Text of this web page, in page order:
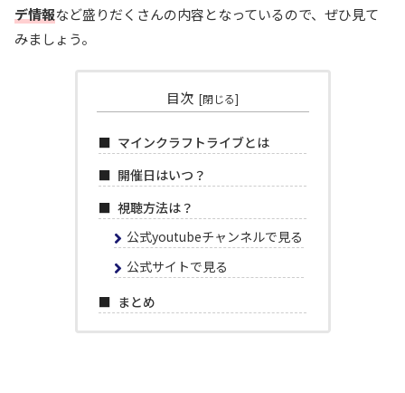
デ情報など盛りだくさんの内容となっているので、ぜひ見て
みましょう。
目次
マインクラフトライブとは
開催日はいつ？
視聴方法は？
公式youtubeチャンネルで見る
公式サイトで見る
まとめ